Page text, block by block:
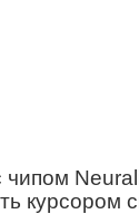
курсором